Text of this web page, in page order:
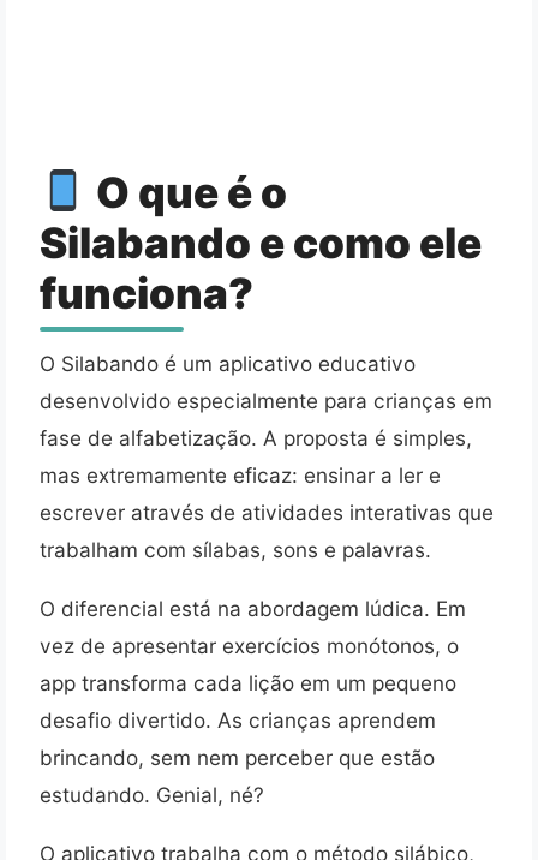
O que é o
Silabando e como ele
funciona?
O Silabando é um aplicativo educativo
desenvolvido especialmente para crianças em
fase de alfabetização. A proposta é simples,
mas extremamente eficaz: ensinar a ler e
escrever através de atividades interativas que
trabalham com sílabas, sons e palavras.
O diferencial está na abordagem lúdica. Em
vez de apresentar exercícios monótonos, o
app transforma cada lição em um pequeno
desafio divertido. As crianças aprendem
brincando, sem nem perceber que estão
estudando. Genial, né?
O aplicativo trabalha com o método silábico,